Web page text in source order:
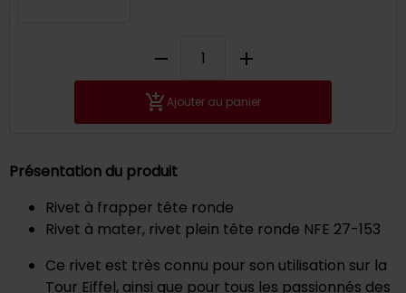
remove add
Ajouter au panier
Présentation du produit
Rivet à frapper tête ronde
Rivet à mater, rivet plein tête ronde NFE 27-153
Ce rivet est très connu pour son utilisation sur la
Tour Eiffel, ainsi que pour tous les passionnés des